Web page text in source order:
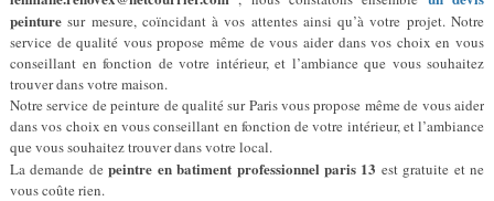
peinturesur mesure, coïncidant à vos attentes ainsi qu’à votre projet. Notre
service de qualité vous propose même de vous aider dans vos choix en vous
conseillant en fonction de votre intérieur, et l’ambiance que vous souhaitez
trouver dans votre maison.
Notre service de peinture de qualité sur Paris vous propose même de vous aider
dans vos choix en vous conseillant en fonction de votre intérieur, et l’ambiance
que vous souhaitez trouver dans votre local.
La demande depeintre en batiment professionnel paris 13 est gratuite et ne
vous coûte rien.